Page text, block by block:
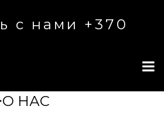
с нами +370
НАС